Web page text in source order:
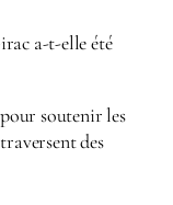
a-t-elle été
pour soutenir les
des